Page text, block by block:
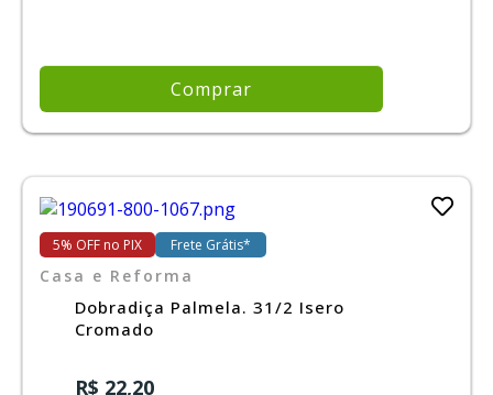
Comprar
5% OFF no PIX Frete Grátis*
Casa e Reforma
Dobradiça Palmela. 31/2 Isero
Cromado
R$ 22,20